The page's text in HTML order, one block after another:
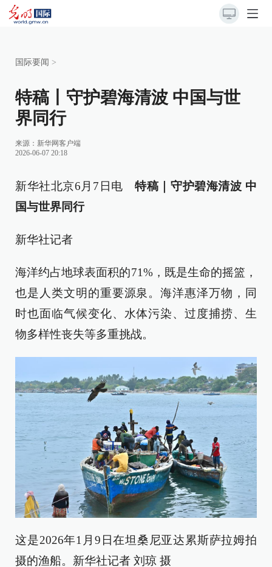
国际要闻 >
特稿丨守护碧海清波 中国与世
界同行
来源：新华网客户端
2026-06-07 20:18
新华社北京6月7日电特稿｜守护碧海清波 中
国与世界同行
新华社记者
海洋约占地球表面积的71%，既是生命的摇篮，
也是人类文明的重要源泉。海洋惠泽万物，同
时也面临气候变化、水体污染、过度捕捞、生
物多样性丧失等多重挑战。
这是2026年1月9日在坦桑尼亚达累斯萨拉姆拍
摄的渔船。新华社记者 刘琼 摄